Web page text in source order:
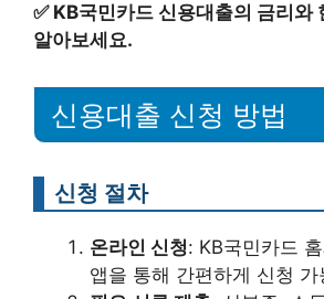
✅ KB국민카드 신용대출의 금리와
알아보세요.
신용대출 신청 방법
신청 절차
온라인 신청: KB국민카드
앱을 통해 간편하게 신청 가